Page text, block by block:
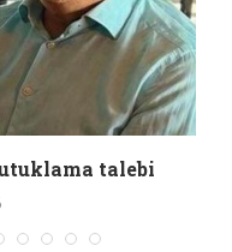
talebi